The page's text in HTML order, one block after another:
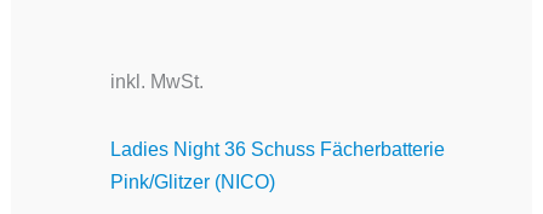
inkl. MwSt.
Ladies Night 36 Schuss Fächerbatterie
Pink/Glitzer (NICO)